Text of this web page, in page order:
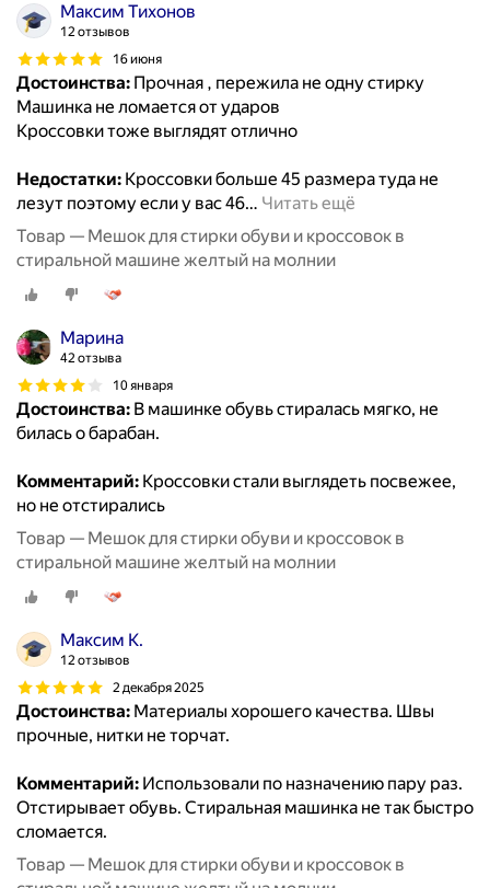
Максим Тихонов
12 отзывов
16 июня
Достоинства: Прочная , пережила не одну стирку
Машинка не ломается от ударов
Кроссовки тоже выглядят отлично
Недостатки: Кроссовки больше 45 размера туда не
лезут поэтому если у вас 46… Читать ещё
Товар — Мешок для стирки обуви и кроссовок в
стиральной машине желтый на молнии
Марина
42 отзыва
10 января
Достоинства: В машинке обувь стиралась мягко, не
билась о барабан.
Комментарий: Кроссовки стали выглядеть посвежее,
но не отстирались
Товар — Мешок для стирки обуви и кроссовок в
стиральной машине желтый на молнии
Максим К.
12 отзывов
2 декабря 2025
Достоинства: Материалы хорошего качества. Швы
прочные, нитки не торчат.
Комментарий: Использовали по назначению пару раз.
Отстирывает обувь. Стиральная машинка не так быстро
сломается.
Товар — Мешок для стирки обуви и кроссовок в